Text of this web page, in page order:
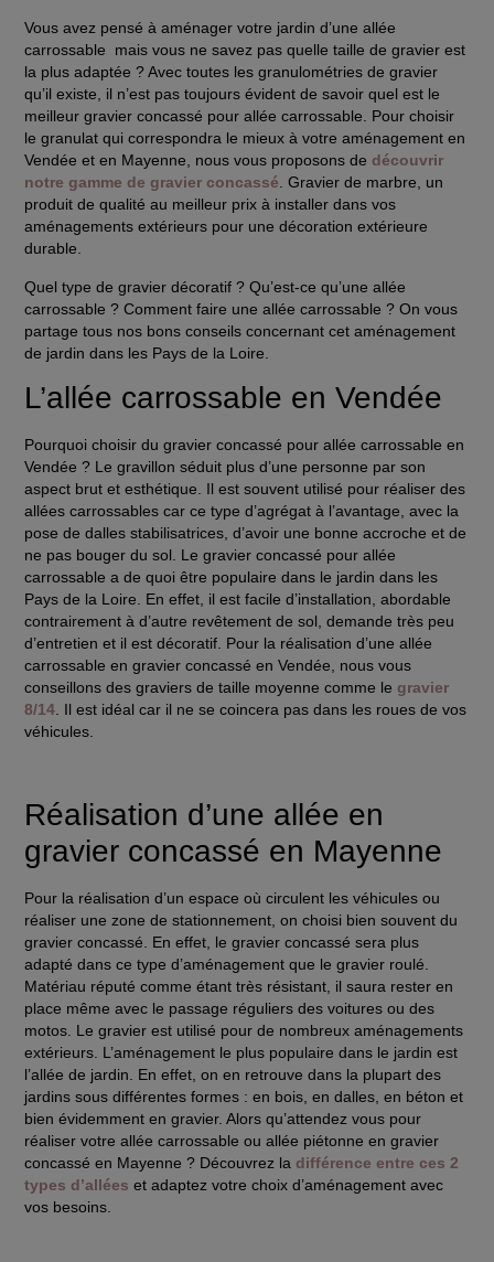
Vous avez pensé àaménager votre jardin d’une allée
carrossable mais vous ne savez pas quelle taille de gravier est
la plus adaptée ? Avec toutes les granulométries de gravier
qu’il existe, il n’est pas toujours évident de savoir quel est le
meilleur gravier concassé pour allée carrossable. Pour choisir
le granulat qui correspondra le mieux à votre aménagement en
Vendée et en Mayenne, nous vous proposons dedécouvrir
notre gamme de gravier concassé .Gravier de marbre , un
produit de qualité au meilleur prix à installer dans vos
aménagements extérieurs pour une décoration extérieure
durable
Quel type de gravier décoratif ? Qu’est-ce qu’une allée
carrossable ? Comment faire une allée carrossable ? On vous
partage tous nos bons conseils concernant cet aménagement
de jardin dans les Pays de la Loire.
L’allée carrossable en Vendée
Pourquoi choisir du gravier concassé pour allée carrossable en
Vendée ? Le gravillon séduit plus d’une personne par son
aspect brut et esthétique. Il est souvent utilisé pour réaliser des
allées carrossables car ce type d’agrégat à l’avantage, avec la
pose de dalles stabilisatrices, d’avoir une bonne accroche et de
ne pas bouger du sol. Le gravier concassé pour allée
carrossable a de quoi être populaire dans le jardin dans les
Pays de la Loire. En effet, il est facile d’installation, abordable
contrairement à d’autre revêtement de sol, demande très peu
d’entretien et il est décoratif. Pour la réalisation d’uneallée
carrossable en gravier concassé en Vendée, nous vous
conseillons desgraviers de taille moyenne comme le gravier
8/14 . Il est idéal car il ne se coincera pas dans les roues de vos
véhicules.
Réalisation d’une allée en
gravier concassé en Mayenne
Pour la réalisation d’un espace où circulent les véhicules ou
réaliser une zone de stationnement, on choisi bien souvent du
gravier concassé. En effet, le gravier concassé sera plus
adapté dans ce type d’aménagement que le gravier roulé.
Matériau réputé comme étant très résistant , il saura rester en
place même avec le passage réguliers des voitures ou des
motos. Le gravier est utilisé pour de nombreux aménagements
extérieurs. L’aménagement le plus populaire dans le jardin est
l’allée de jardin. En effet, on en retrouve dans la plupart des
jardins sous différentes formes : en bois, en dalles, en béton et
bien évidemment en gravier. Alors qu’attendez vous pour
réaliser votre allée carrossable ou allée piétonne en gravier
concassé en Mayenne ? Découvrez ladifférence entre ces 2
types d’allées et adaptez votre choix d’aménagement avec
vos besoins.